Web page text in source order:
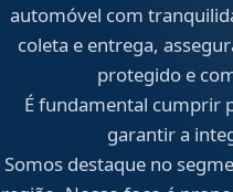
automóvel com
coleta e entrega,
protegido e
É fundamental cumprir
garantir a
Somos destaque no